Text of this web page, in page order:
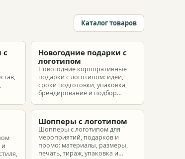
Каталог товаров
с
Новогодние подарки с
логотипом
Новогодние корпоративные
подарки с логотипом: идеи,
сроки подготовки, упаковка,
брендирование и подбор
партнеров и сотрудников.
Шопперы с логотипом
Шопперы с логотипом для
мероприятий, подарков и
промо: материалы, размеры,
печать, тираж, упаковка и